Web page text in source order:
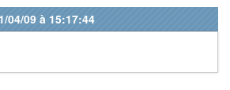
04/09 à 15:17:44